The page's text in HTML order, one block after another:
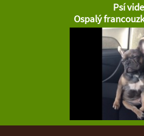
Psí
Ospalý